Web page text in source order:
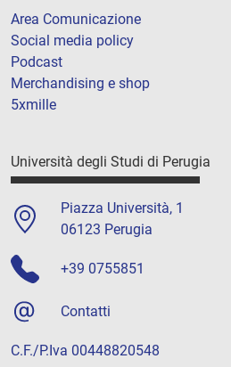
Area Comunicazione
Social media policy
Podcast
Merchandising e shop
5xmille
Università degli Studi di Perugia
Piazza Università, 1
06123 Perugia
+39 0755851
Contatti
C.F./P.Iva 00448820548